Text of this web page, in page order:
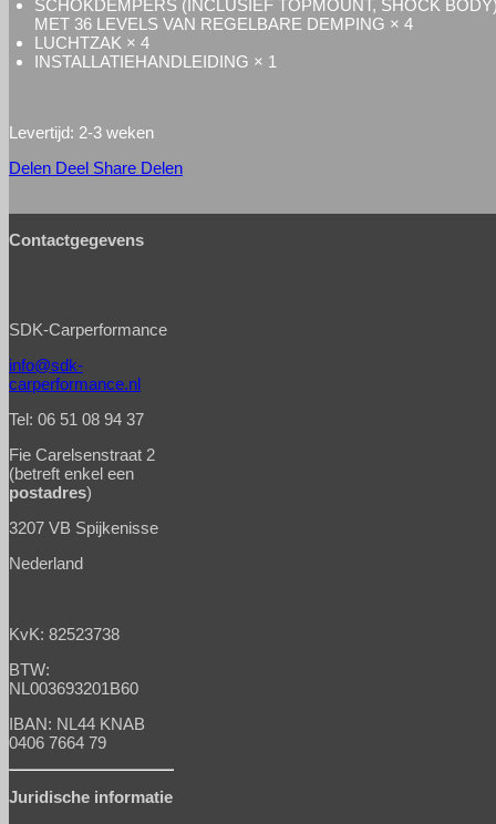
SCHOKDEMPERS (INCLUSIEF TOPMOUNT, SHOCK
MET 36 LEVELS VAN REGELBARE DEMPING × 4
LUCHTZAK × 4
INSTALLATIEHANDLEIDING × 1
Levertijd: 2-3 weken
Delen Deel Share Delen
Contactgegevens
SDK-Carperformance
info@sdk-
carperformance.nl
Tel: 06 51 08 94 37
Fie Carelsenstraat 2
(betreft enkel een
postadres)
3207 VB Spijkenisse
Nederland
KvK: 82523738
BTW:
NL003693201B60
IBAN: NL44 KNAB
0406 7664 79
Juridische informatie